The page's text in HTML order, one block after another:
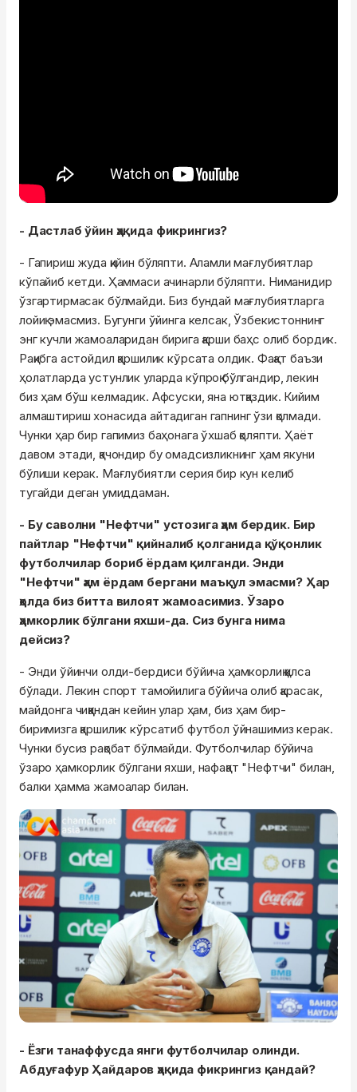
- Дастлаб ўйин ҳақида фикрингиз?
- Гапириш жуда қийин бўляпти. Аламли мағлубиятлар
кўпайиб кетди. Ҳаммаси ачинарли бўляпти. Ниманидир
ўзгартирмасак бўлмайди. Биз бундай мағлубиятларга
лойиқ эмасмиз. Бугунги ўйинга келсак, Ўзбекистоннинг
энг кучли жамоаларидан бирига қарши баҳс олиб бордик.
Рақибга астойдил қаршилик кўрсата олдик. Фақат баъзи
ҳолатларда устунлик уларда кўпроқ бўлгандир, лекин
биз ҳам бўш келмадик. Афсуски, яна ютқаздик. Кийим
алмаштириш хонасида айтадиган гапнинг ўзи қолмади.
Чунки ҳар бир гапимиз баҳонага ўхшаб қоляпти. Ҳаёт
давом этади, қачондир бу омадсизликнинг ҳам якуни
бўлиши керак. Мағлубиятли серия бир кун келиб
тугайди деган умиддаман.
- Бу саволни "Нефтчи" устозига ҳам бердик. Бир
пайтлар "Нефтчи" қийналиб қолганида қўқонлик
футболчилар бориб ёрдам қилганди. Энди
"Нефтчи" ҳам ёрдам бергани маъқул эмасми? Ҳар
ҳолда биз битта вилоят жамоасимиз. Ўзаро
ҳамкорлик бўлгани яхши-да. Сиз бунга нима
дейсиз?
- Энди ўйинчи олди-бердиси бўйича ҳамкорлиқ қилса
бўлади. Лекин спорт тамойилига бўйича олиб қарасак,
майдонга чиққандан кейин улар ҳам, биз ҳам бир-
биримизга қаршилик кўрсатиб футбол ўйнашимиз керак.
Чунки бусиз рақобат бўлмайди. Футболчилар бўйича
ўзаро ҳамкорлик бўлгани яхши, нафақат "Нефтчи" билан,
балки ҳамма жамоалар билан.
- Ёзги танаффусда янги футболчилар олинди.
Абдуғафур Ҳайдаров ҳақида фикрингиз қандай?